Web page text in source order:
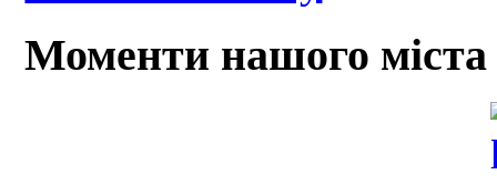
Моменти нашого міста